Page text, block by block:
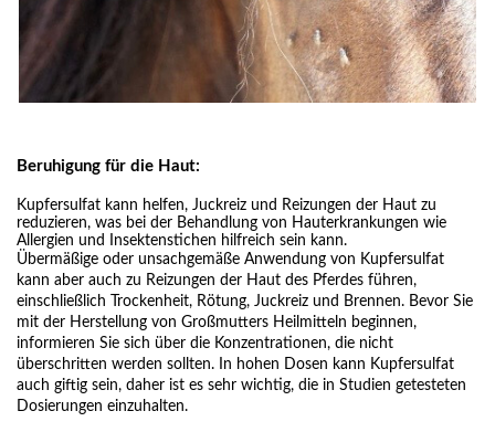
Beruhigung für die Haut:
Kupfersulfat kann helfen, Juckreiz und Reizungen der Haut zu
reduzieren, was bei der Behandlung von Hauterkrankungen wie
Allergien und Insektenstichen hilfreich sein kann.
Übermäßige oder unsachgemäße Anwendung von Kupfersulfat
kann aber auch zu Reizungen der Haut des Pferdes führen,
einschließlich Trockenheit, Rötung, Juckreiz und Brennen. Bevor Sie
mit der Herstellung von Großmutters Heilmitteln beginnen,
informieren Sie sich über die Konzentrationen, die nicht
überschritten werden sollten. In hohen Dosen kann Kupfersulfat
auch giftig sein, daher ist es sehr wichtig, die in Studien getesteten
Dosierungen einzuhalten.